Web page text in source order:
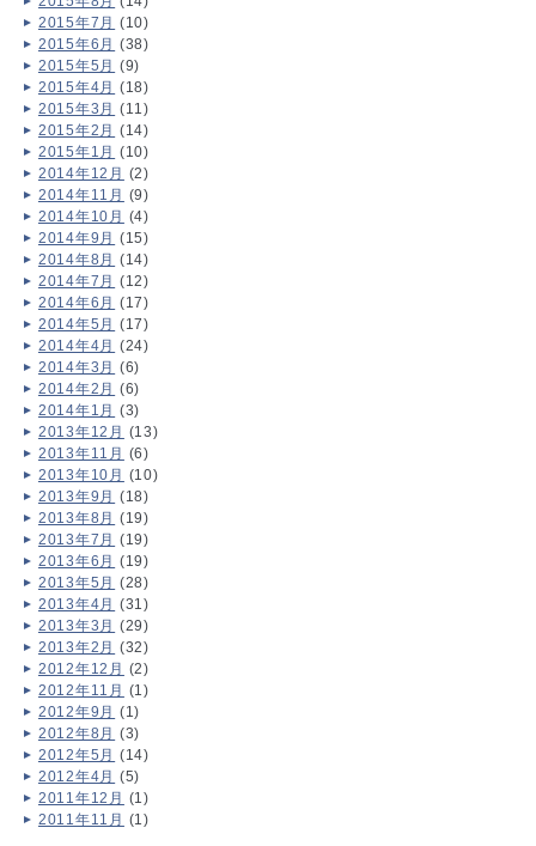
2015年7月 (10)
2015年6月 (38)
2015年5月 (9)
2015年4月 (18)
2015年3月 (11)
2015年2月 (14)
2015年1月 (10)
2014年12月 (2)
2014年11月 (9)
2014年10月 (4)
2014年9月 (15)
2014年8月 (14)
2014年7月 (12)
2014年6月 (17)
2014年5月 (17)
2014年4月 (24)
2014年3月 (6)
2014年2月 (6)
2014年1月 (3)
2013年12月 (13)
2013年11月 (6)
2013年10月 (10)
2013年9月 (18)
2013年8月 (19)
2013年7月 (19)
2013年6月 (19)
2013年5月 (28)
2013年4月 (31)
2013年3月 (29)
2013年2月 (32)
2012年12月 (2)
2012年11月 (1)
2012年9月 (1)
2012年8月 (3)
2012年5月 (14)
2012年4月 (5)
2011年12月 (1)
2011年11月 (1)